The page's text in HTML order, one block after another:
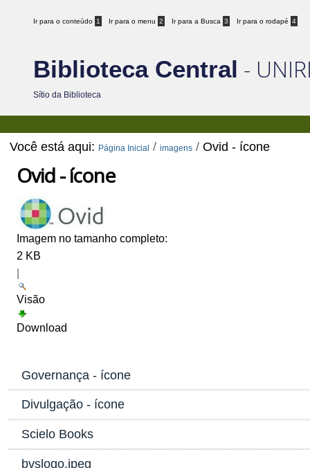
Ir para o conteúdo 1 Ir para o menu 2 Ir para a Busca 3 Ir para o rodapé 4
Biblioteca Central -
Sítio da Biblioteca
Você está aqui: Página Inicial /imagens /Ovid - ícone
Ovid - ícone
Imagem no tamanho completo:
2 KB
Visão
Download
Governança - ícone
Divulgação - ícone
Scielo Books
bvslogo.jpeg